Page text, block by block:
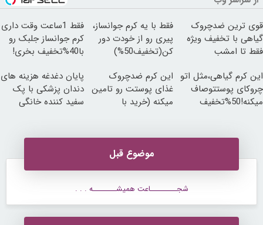
قوی ترین ضدچروک
گیاهی با تخفیف ویژه
فقط تا امشب
فقط با یه کرم جوانساز،
پیری رو از خودت دور
کن(تخفیف50%)
فقط 1ساعت وقت داری
کرم جوانساز جلبک رو
با40%تخفیف بخری!
این کرم گیاهی،مثل اتو
چروکای پوستتوصاف
میکنه!50%تخفیف
این کرم ضدچروک
غذای پوستت رو تامین
میکنه (خرید با
پایان دغدغه هزینه های
دندان پزشکی با پک
سفید کننده خانگی
موضوع قبل
شجـــــــــاعت همیشــــــــه . . .